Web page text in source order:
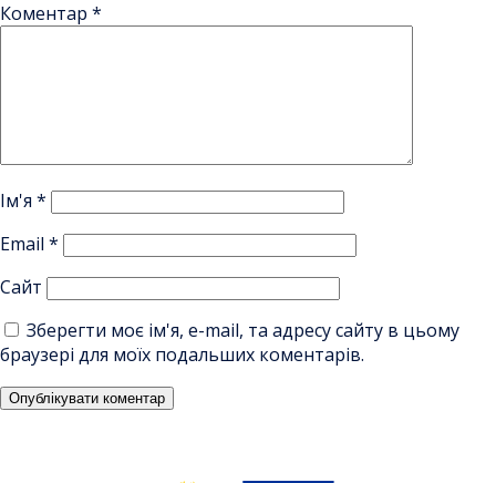
Коментар *
Ім'я *
Email *
Сайт
Зберегти моє ім'я, e-mail, та адресу сайту в цьому
браузері для моїх подальших коментарів.